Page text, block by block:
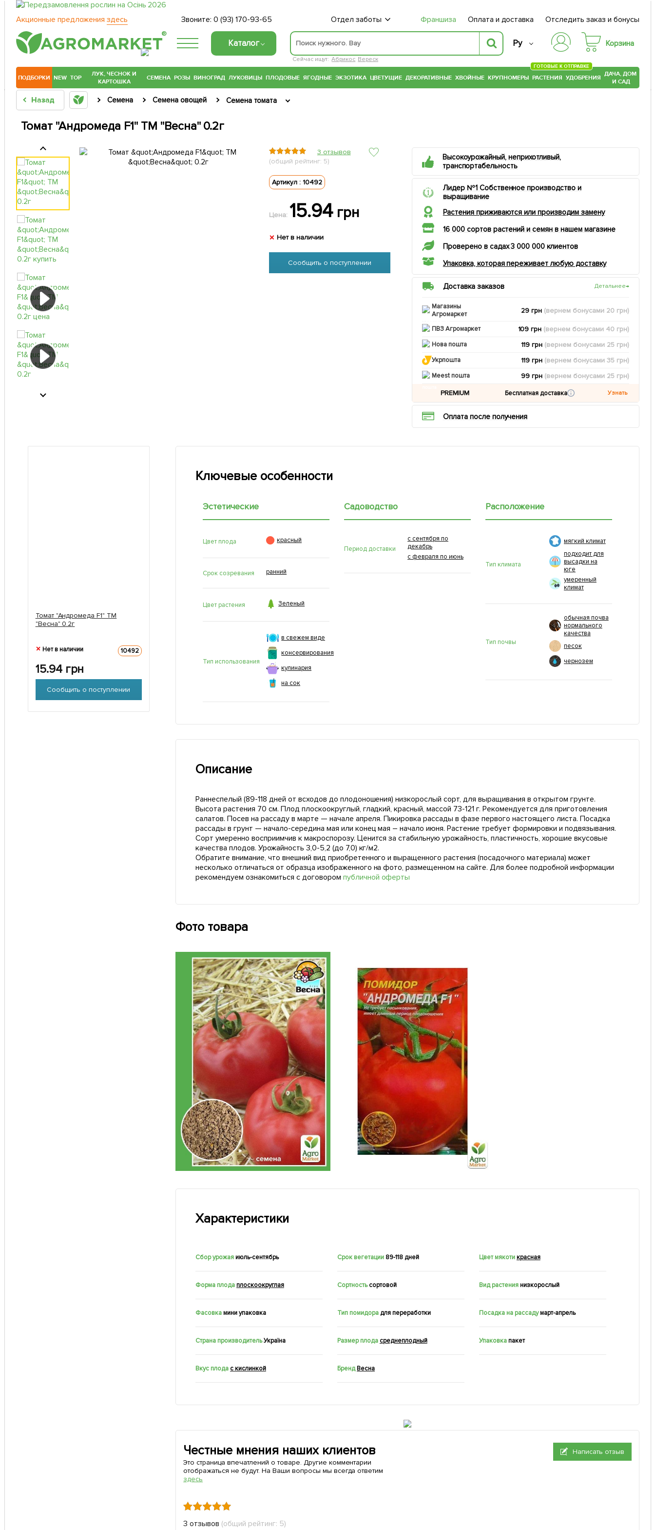
Акционные предложения здесь Звоните:0 (93) 170-93-65 Отдел заботы Франшиза Оплата и доставка Отследить заказ и бонусы
®
Каталог
Сейчас ищут: Абрикос Вереск
Ру Корзина
ПОДБОРКИ NEW TOP
ЛУК, ЧЕСНОК И
КАРТОШКА
СЕМЕНА РОЗЫ ВИНОГРАД ЛУКОВИЦЫ ПЛОДОВЫЕ ЯГОДНЫЕ ЭКЗОТИКА ЦВЕТУЩИЕ ДЕКОРАТИВНЫЕ ХВОЙНЫЕ КРУПНОМЕРЫ РАСТЕНИЯ
ГОТОВЫЕ К ОТПРАВКЕ
УДОБРЕНИЯ ДАЧА, ДОМ
И САД
Назад Семена Семена овощей Семена томата
Томат "Андромеда F1" ТМ "Весна" 0.2г
3 отзывов
(общий рейтинг: 5)
Артикул : 10492
Цена: 15.94 грн
Нет в наличии
Сообщить о поступлении
Высокоурожайный, неприхотливый,
транспортабельность
Лидер №1 Собственное производство и
выращивание
Растения приживаются или производим замену
16 000 сортов растений и семян в нашем магазине
Проверено в садах 3 000 000 клиентов
Упаковка, которая переживает любую доставку
Доставка заказов Детальнее→
Магазины
Агромаркет
29 грн (вернем бонусами 20 грн)
ПВЗ Агромаркет 109 грн (вернем бонусами 40 грн)
Нова пошта 119 грн (вернем бонусами 25 грн)
Укрпошта 119 грн (вернем бонусами35 грн)
Meest пошта 99 грн (вернем бонусами 25 грн)
PREMIUM Бесплатная доставка Узнать
Оплата после получения
Томат "Андромеда F1" ТМ
"Весна" 0.2г
Нет в наличии 10492
15.94грн
Сообщить о поступлении
Ключевые особенности
Эстетические
Цвет плода  красный
Срок созревания ранний
Цвет растения  Зеленый
Тип использования
в свежем виде
консервирования
кулинария
на сок
Садоводство
Период доставки
с сентября по
декабрь
с февраля по июнь
Расположение
Тип климата
мягкий климат
подходит для
высадки на
юге
умеренный
климат
Тип почвы
обычная почва
нормального
качества
песок
чернозем
Описание
Раннеспелый (89-118 дней от всходов до плодоношения) низкорослый сорт, для выращивания в открытом грунте.
Высота растения 70 см. Плод плоскоокруглый, гладкий, красный, массой 73-121 г. Рекомендуется для приготовления
салатов. Посев на рассаду в марте — начале апреля. Пикировка рассады в фазе первого настоящего листа. Посадка
рассады в грунт — начало-середина мая или конец мая – начало июня. Растение требует формировки и подвязывания.
Сорт умеренно восприимчив к макроспорозу. Ценится за стабильную урожайность, пластичность, хорошие вкусовые
качества плодов. Урожайность 3,0-5,2 (до 7,0) кг/м2.
Обратите внимание, что внешний вид приобретенного и выращенного растения (посадочного материала) может
несколько отличаться от образца изображенного на фото, размещенном на сайте. Для более подробной информации
рекомендуем ознакомиться с договором публичной оферты
Фото товара
Характеристики
Сбор урожаяиюль-сентябрь Срок вегетации 89-118 дней Цвет мякотикрасная
Форма плодаплоскоокруглая Сортность сортовой Вид растениянизкорослый
Фасовкамини упаковка Тип помидорадля переработки Посадка на рассадумарт-апрель
Страна производительУкраїна Размер плода среднеплодный Упаковкапакет
Вкус плода с кислинкой БрендВесна
Честные мнения наших клиентов
Написать отзыв
Это страница впечатлений о товаре. Другие комментарии
отображаться не будут. На Ваши вопросы мы всегда ответим
здесь
3 отзывов (общий рейтинг: 5)